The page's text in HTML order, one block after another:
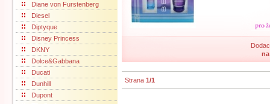
Diane von Furstenberg
Diesel
Diptyque
Disney Princess
DKNY
Dolce&Gabbana
Ducati
Dunhill
Dupont
Strana 1/1